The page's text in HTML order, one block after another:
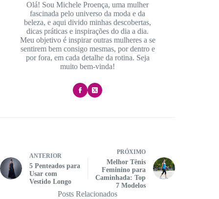
Olá! Sou Michele Proença, uma mulher
fascinada pelo universo da moda e da
beleza, e aqui divido minhas descobertas,
dicas práticas e inspirações do dia a dia.
Meu objetivo é inspirar outras mulheres a se
sentirem bem consigo mesmas, por dentro e
por fora, em cada detalhe da rotina. Seja
muito bem-vinda!
ANTERIOR
5 Penteados para
Usar com
Vestido Longo
PRÓXIMO
Melhor Tênis
Feminino para
Caminhada: Top
7 Modelos
Posts Relacionados